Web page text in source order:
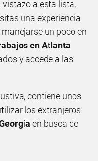
vistazo a esta lista,
una experiencia
un poco en
en Atlanta
y accede a las
contiene unos
los extranjeros
en busca de